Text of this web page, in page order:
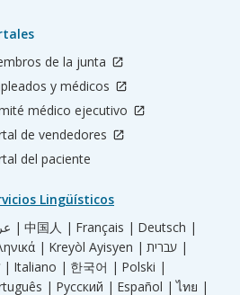
de la junta
y médicos
médico ejecutivo
de vendedores
del paciente
Lingüísticos
عربي | 中国人 | Français | Deutsch |
| Kreyòl Ayisyen |
עברית |
| Italiano | 한국어 | Polski |
| Русский | Español | ไทย |